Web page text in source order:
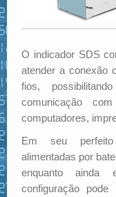
O indicador SDS
atender a conexão
fios,
comunicação
computadores,
Em seu perfeito
alimentadas por
enquanto ainda
configuração